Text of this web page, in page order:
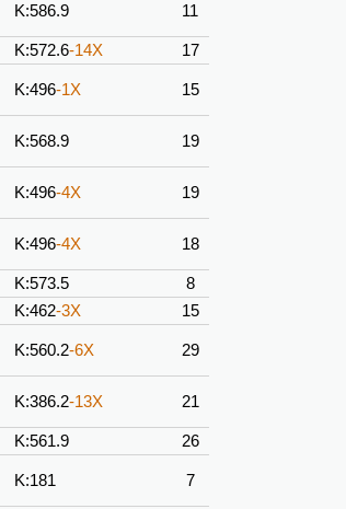
K:586.9 11
K:572.6-14X 17
K:496-1X 15
K:568.9 19
K:496-4X 19
K:496-4X 18
K:573.5
8
K:462-3X 15
K:560.2-6X 29
K:386.2-13X 21
K:561.9 26
K:181 7